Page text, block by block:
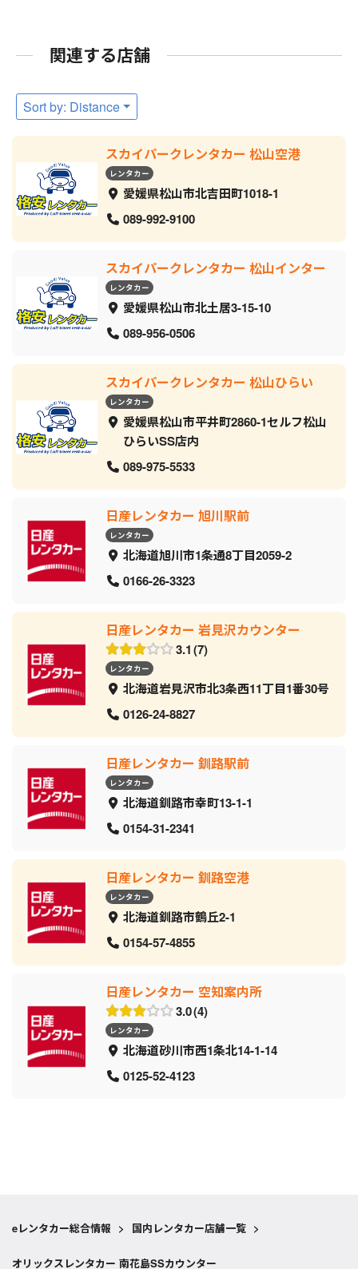
関連する店舗
Sort by: Distance
スカイパークレンタカー 松山空港
レンタカー
愛媛県松山市北吉田町1018-1
089-992-9100
スカイパークレンタカー 松山インター
レンタカー
愛媛県松山市北土居3-15-10
089-956-0506
スカイパークレンタカー 松山ひらい
レンタカー
愛媛県松山市平井町2860-1セルフ松山
ひらいSS店内
089-975-5533
日産レンタカー 旭川駅前
レンタカー
北海道旭川市1条通8丁目2059‐2
0166-26-3323
日産レンタカー 岩見沢カウンター
3.1 7
レンタカー
北海道岩見沢市北3条西11丁目1番30号
0126-24-8827
日産レンタカー 釧路駅前
レンタカー
北海道釧路市幸町13-1-1
0154-31-2341
日産レンタカー 釧路空港
レンタカー
北海道釧路市鶴丘2-1
0154-57-4855
日産レンタカー 空知案内所
3.0 4
レンタカー
北海道砂川市西1条北14-1-14
0125-52-4123
eレンタカー総合情報 > 国内レンタカー店舗一覧 >
オリックスレンタカー 南花島SSカウンター